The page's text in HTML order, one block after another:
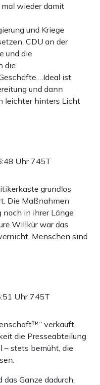
wieder damit
und Kriege
CDU an der
und die
die
ist
und dann
leichter hinters Licht
Uhr 745T
grundlos
Die Maßnahmen
in ihrer Länge
Willkür war das
Menschen sind
Uhr 745T
verkauft
die Presseabteilung
– stets bemüht, die
Ganze dadurch,